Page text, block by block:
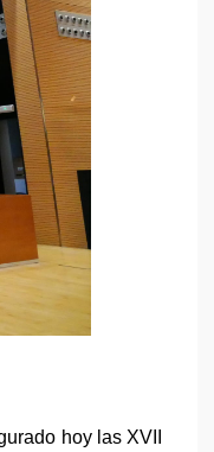
hoy las XVII